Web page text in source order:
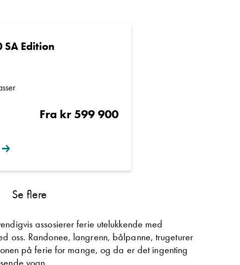
SA Edition
Fra kr 599 900
Se flere
assosierer ferie utelukkende med
oss. Randonee, langrenn, bålpanne, trugeturer
på ferie for mange, og da er det ingenting